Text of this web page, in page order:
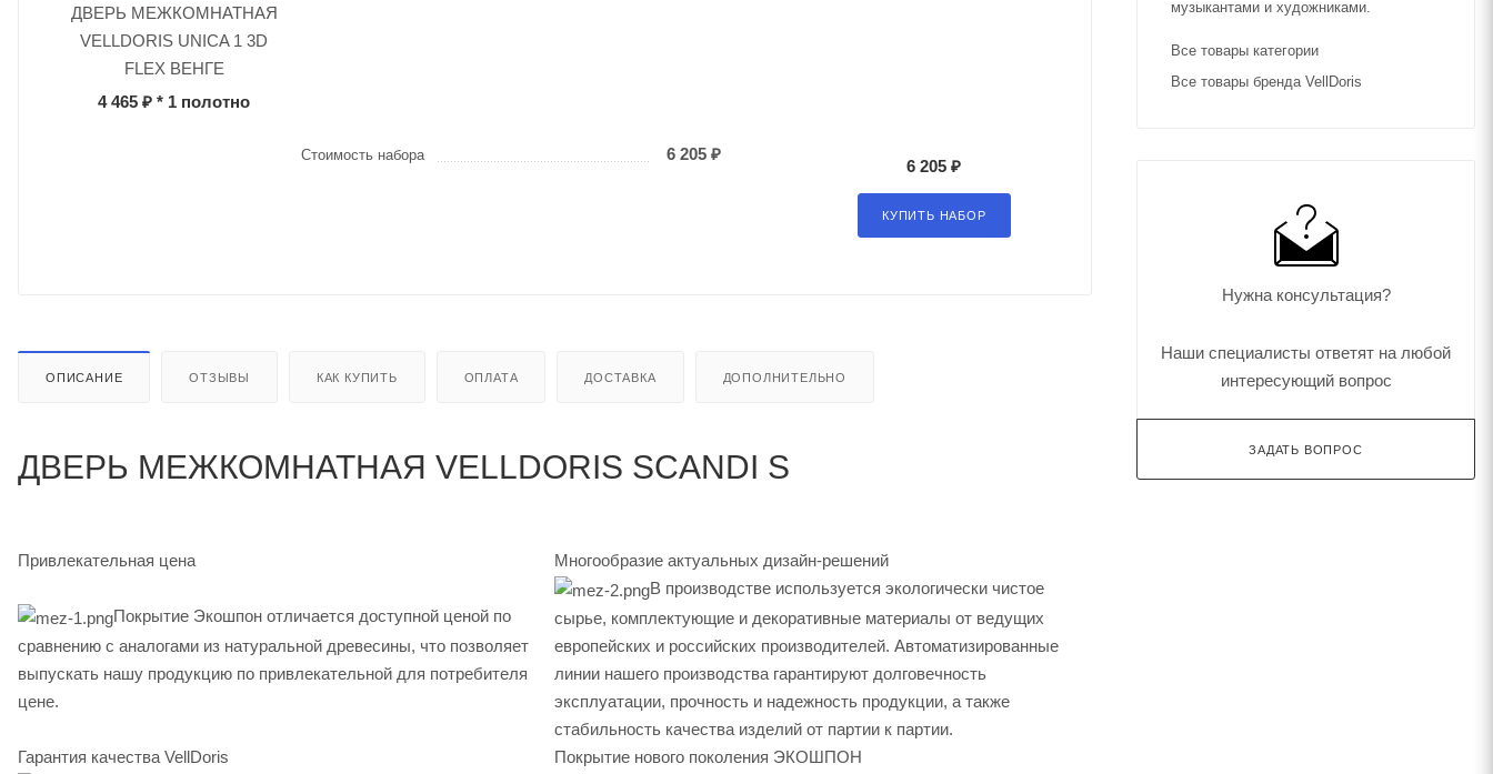
ДВЕРЬ МЕЖКОМНАТНАЯ
VELLDORIS UNICA 1 3D
FLEX ВЕНГЕ
4 465 ₽ * 1 полотно
Стоимость набора 6 205 ₽
6 205 ₽
КУПИТЬ НАБОР
ОПИСАНИЕ ОТЗЫВЫ КАК КУПИТЬ ОПЛАТА ДОСТАВКА ДОПОЛНИТЕЛЬНО
ДВЕРЬ МЕЖКОМНАТНАЯ VELLDORIS SCANDI S
Привлекательная цена Многообразие актуальных дизайн-решений
Покрытие Экошпон отличается доступной ценой по
сравнению с аналогами из натуральной древесины, что позволяет
выпускать нашу продукцию по привлекательной для потребителя
цене.
В производстве используется экологически чистое
сырье, комплектующие и декоративные материалы от ведущих
европейских и российских производителей. Автоматизированные
линии нашего производства гарантируют долговечность
эксплуатации, прочность и надежность продукции, а также
стабильность качества изделий от партии к партии.
Гарантия качества VellDoris
Покрытие нового поколения ЭКОШПОН
музыкантами и художниками.
Все товары категории
Все товары бренда VellDoris
Нужна консультация?
Наши специалисты ответят на любой
интересующий вопрос
ЗАДАТЬ ВОПРОС